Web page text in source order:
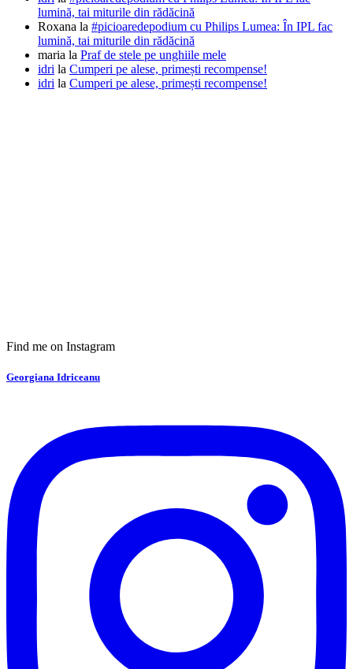
lumină, tai miturile din rădăcină
Roxana la #picioaredepodium cu Philips Lumea: În IPL fac
lumină, tai miturile din rădăcină
maria la Praf de stele pe unghiile mele
idri la Cumperi pe alese, primești recompense!
idri la Cumperi pe alese, primești recompense!
Find me on Instagram
Georgiana Idriceanu